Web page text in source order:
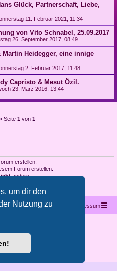
um dir den
Nutzung zu
Glück, Partnerschaft, Liebe,
11. Februar 2021, 11:34
von Vito Schnabel, 25.09.2017
26. September 2017, 08:49
Martin Heidegger, eine innige
2. Februar 2017, 11:48
Capristo & Mesut Özil.
23. März 2016, 13:44
Seite 1 von 1
erstellen.
Forum erstellen.
ändern.
erstellen.
Impressum
Kontakt
All rights reserved.
Software © phpBB Limited
durch